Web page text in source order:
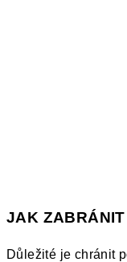
JAK
Důležité je chránit